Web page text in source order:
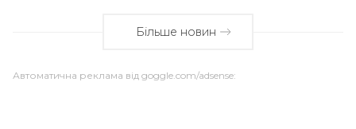
Більше новин
Автоматична реклама від goggle.com/adsense: